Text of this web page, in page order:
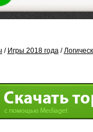
/ Игры 2018 года/